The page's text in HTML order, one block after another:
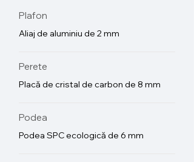
Plafon
Aliaj de aluminiu de 2 mm
Perete
Placă de cristal de carbon de 8 mm
Podea
Podea SPC ecologică de 6 mm